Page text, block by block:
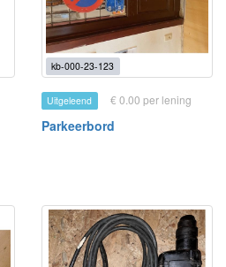
kb-000-23-123
Uitgeleend € 0.00 per lening
Parkeerbord